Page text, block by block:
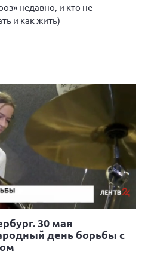
недавно, и кто не
и как жить)
30 мая
день борьбы с